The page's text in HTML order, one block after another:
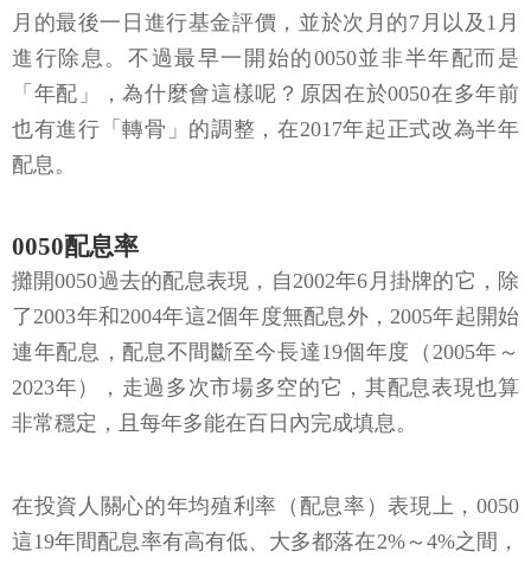
月的最後一日進行基金評價，並於次月的7月以及1月
進行除息。不過最早一開始的0050並非半年配而是
「年配」，為什麼會這樣呢？原因在於0050在多年前
也有進行「轉骨」的調整，在2017年起正式改為半年
配息。
0050配息率
攤開0050過去的配息表現，自2002年6月掛牌的它，除
了2003年和2004年這2個年度無配息外，2005年起開始
連年配息，配息不間斷至今長達19個年度（2005年～
2023年），走過多次市場多空的它，其配息表現也算
非常穩定，且每年多能在百日內完成填息。
在投資人關心的年均殖利率（配息率）表現上，0050
這19年間配息率有高有低、大多都落在2%～4%之間，